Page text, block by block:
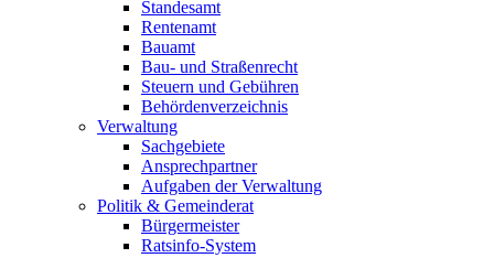
Standesamt
Rentenamt
Bauamt
Bau- und Straßenrecht
Steuern und Gebühren
Behördenverzeichnis
Verwaltung
Sachgebiete
Ansprechpartner
Aufgaben der Verwaltung
Politik & Gemeinderat
Bürgermeister
Ratsinfo-System